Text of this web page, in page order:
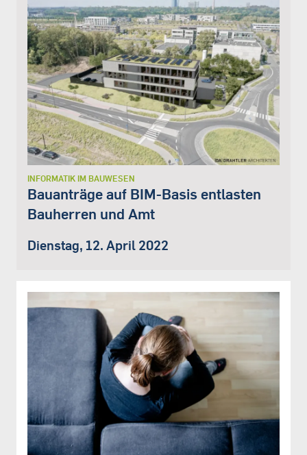
INFORMATIK IM BAUWESEN
Bauanträge auf BIM-Basis entlasten
Bauherren und Amt
Dienstag, 12. April 2022